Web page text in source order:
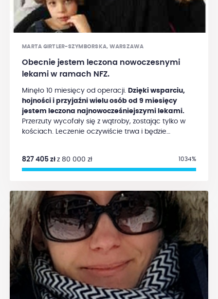
MARTA GIRTLER-SZYMBORSKA, WARSZAWA
Obecnie jestem leczona nowoczesnymi
lekami w ramach NFZ.
Minęło 10 miesięcy od operacji. Dzięki wsparciu,
hojności i przyjaźni wielu osób od 9 miesięcy
jestem leczona najnowocześniejszymi lekami.
Przerzuty wycofały się z wątroby, zostając tylko w
kościach. Leczenie oczywiście trwa i będzie
doskwierać i patrzę w przyszłość z optymizmem.
Środki, które zostały zgromadzone na moim koncie
leczenie i badania, w związku z tym zawieszamy na
razie zbiórkę na moje konto. Wśród pacjentów
Fundacji Alivia jest wielu potrzebujących, których
nadal mogą Państwo wspierać. Bardzo serdecznie
pozdrawiam, Marta
827 405 zł z 80 000 zł 1034%